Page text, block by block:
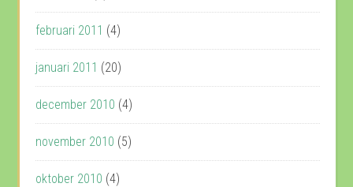
februari 2011 (4)
januari 2011 (20)
december 2010 (4)
november 2010 (5)
oktober 2010 (4)